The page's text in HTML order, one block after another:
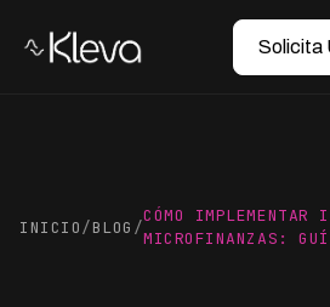
Solicita
INICIO/BLOG /
CÓMO IMPLEMENTAR
MICROFINANZAS: